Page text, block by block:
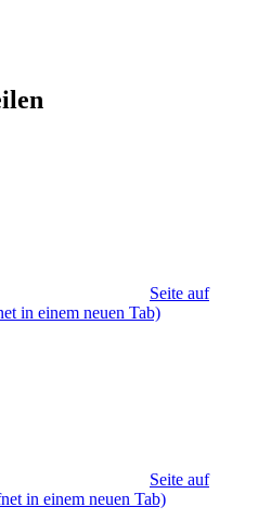
Seite auf
in einem neuen Tab)
Seite auf
in einem neuen Tab)